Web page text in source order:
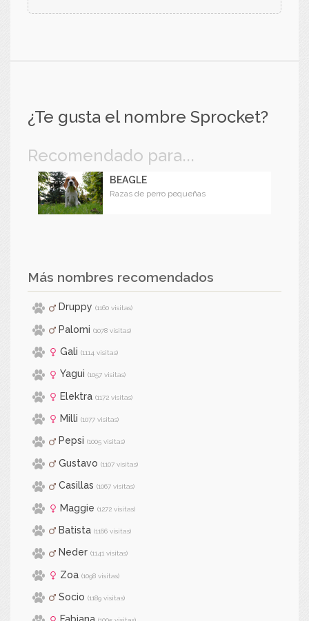
¿Te gusta el nombre Sprocket?
Recomendado para...
BEAGLE
Razas de perro pequeñas
Más nombres recomendados
Druppy (1160 visitas)
Palomi (1078 visitas)
Gali (1114 visitas)
Yagui (1057 visitas)
Elektra (1172 visitas)
Milli (1077 visitas)
Pepsi (1005 visitas)
Gustavo (1107 visitas)
Casillas (1067 visitas)
Maggie (1272 visitas)
Batista (1166 visitas)
Neder (1141 visitas)
Zoa (1098 visitas)
Socio (1189 visitas)